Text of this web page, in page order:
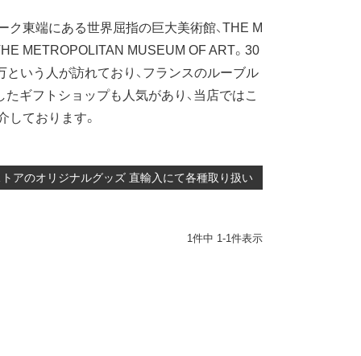
東端にある世界屈指の巨大美術館、THE M
METROPOLITAN MUSEUM OF ART。30
いう人が訪れており、フランスのルーブル
ギフトショップも人気があり、当店ではこ
しております。
アのオリジナルグッズ 直輸入にて各種取り扱い
1件中 1-1件表示